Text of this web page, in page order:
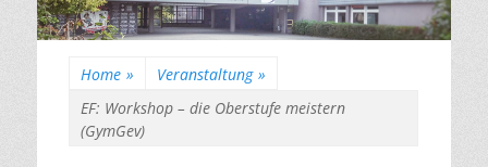
Home » Veranstaltung »
EF: Workshop – die Oberstufe meistern
(GymGev)